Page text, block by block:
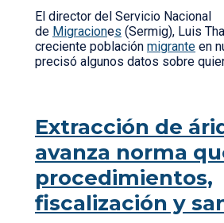
El director del Servicio Nacional
de Migraciones (Sermig), Luis
creciente población migrante en
precisó algunos datos sobre
Extracción de
avanza norma
procedimientos,
fiscalización y